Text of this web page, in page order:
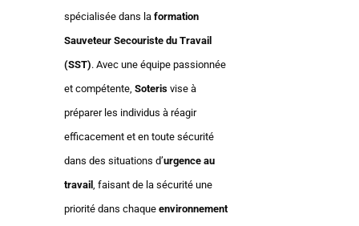
spécialisée dans la formation
Sauveteur Secouriste du Travail
(SST). Avec une équipe passionnée
et compétente, Soteris vise à
préparer les individus à réagir
efficacement et en toute sécurité
dans des situations d’urgence au
travail , faisant de la sécurité une
priorité dans chaque environnement